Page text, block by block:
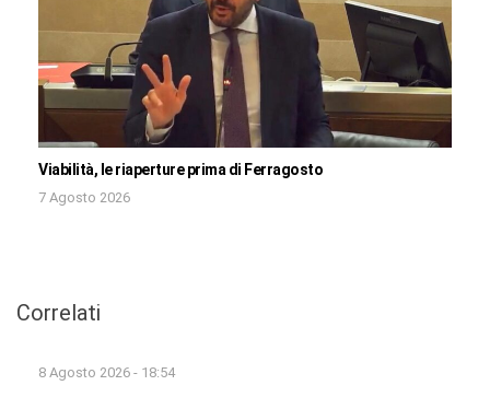
Viabilità, le riaperture prima di Ferragosto
7 Agosto 2026
Correlati
8 Agosto 2026 - 18:54